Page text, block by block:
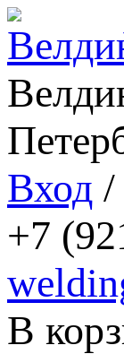
Вход /
+7
В